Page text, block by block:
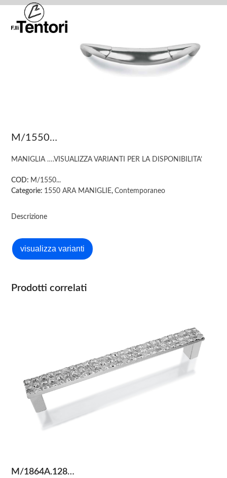
Skip
content
Open
mobile
Close
mobile
M/1550…
MANIGLIA ….VISUALIZZA VARIANTI PER LA DISPONIBILITA’
COD: M/1550...
Categorie: 1550 ARA MANIGLIE,Contemporaneo
Descrizione
Prodotti correlati
M/1864A.128…